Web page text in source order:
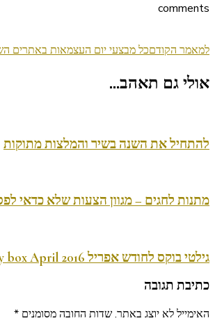
comments
ניווט
בפוסטים
למאמר הקודםכל מבצעי יום העצמאות באתרים
אולי גם תאהב...
להתחיל את השנה בשיר והמלצות מתוקות
מתנות לחגים – מגוון הצעות שלא כדאי
גילטי בוקס לחודש אפריל 2016 Guilty box April
כתיבת תגובה
האימייל לא יוצג באתר.שדות החובה מסומנים *